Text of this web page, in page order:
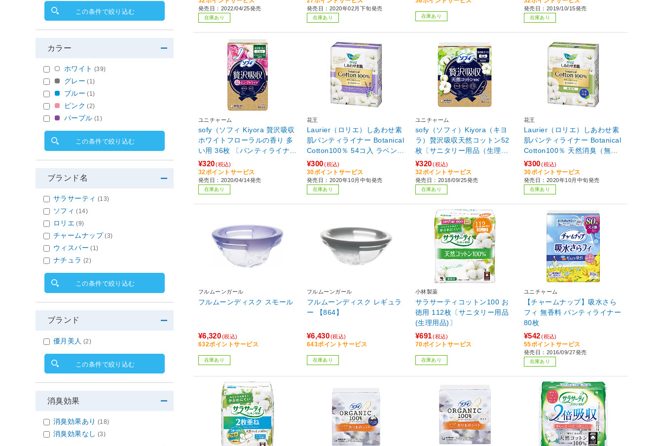
発売日：2022/04/25発売
在庫あり
発売日：2020年02月下旬発売
在庫あり 在庫あり
発売日：2019/10/15発売
在庫あり
ユニチャーム
sofy（ソフィ Kiyora 贅沢吸収
ホワイトフローラルの香り 多
い用 36枚 〔パンティライナ
ー〕 ソフィ 〔ホワイトフロー
ラル〕
¥320 (税込)
32ポイントサービス
発売日：2020/04/14発売
在庫あり
花王
Laurier（ロリエ）しあわせ素
肌パンティライナー Botanical
Cotton100％ 54コ入 ラベンダ
ー＆カモミールの香り
¥300 (税込)
30ポイントサービス
発売日：2020年10月中旬発売
在庫あり
ユニチャーム
sofy（ソフィ）Kiyora（キヨ
ラ）贅沢吸収天然コットン52
枚〔サニタリー用品（生理用
品） 〕
¥320 (税込)
32ポイントサービス
発売日：2018/09/25発売
在庫あり
花王
Laurier（ロリエ）しあわせ素
肌パンティライナー Botanical
Cotton100％ 天然消臭（無香
料）54コ入
¥300 (税込)
30ポイントサービス
発売日：2020年10月中旬発売
在庫あり
フルムーンガール
フルムーンディスク スモール
¥6,320(税込)
632ポイントサービス
在庫あり
フルムーンガール
フルムーンディスク レギュラ
ー 【864】
¥6,430(税込)
643ポイントサービス
在庫あり
小林製薬
サラサーティコットン100 お
徳用 112枚〔サニタリー用品
(生理用品)〕
¥691 (税込)
70ポイントサービス
在庫あり
ユニチャーム
【チャームナップ】吸水さら
フィ 無香料 パンティライナー
80枚
¥542 (税込)
55ポイントサービス
発売日：2016/09/27発売
在庫あり
この条件で絞り込む
カラー
ホワイト (39)
グレー (1)
ブルー (1)
ピンク (2)
パープル (1)
この条件で絞り込む
ブランド名
サラサーティ (13)
ソフィ (14)
ロリエ (9)
チャームナップ (3)
ウィスパー (1)
ナチュラ (2)
この条件で絞り込む
ブランド
優月美人 (2)
この条件で絞り込む
消臭効果
消臭効果あり (18)
消臭効果なし (3)